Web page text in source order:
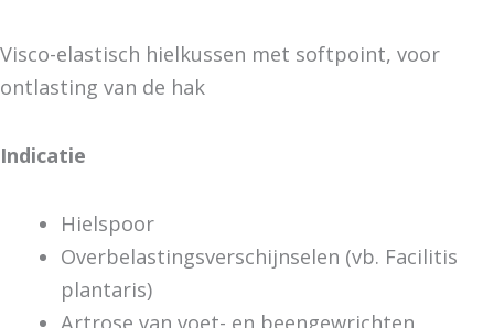
Visco-elastisch hielkussen met softpoint, voor
ontlasting van de hak
Indicatie
Hielspoor
Overbelastingsverschijnselen (vb. Facilitis
plantaris)
Artrose van voet- en beengewrichten